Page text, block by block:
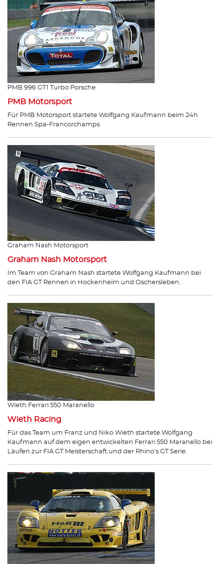
PMB 996 GT1 Turbo Porsche
PMB Motorsport
Für PMB Motorsport startete Wolfgang Kaufmann beim 24h
Rennen Spa-Francorchamps
Graham Nash Motorsport
Graham Nash Motorsport
Im Team von Graham Nash startete Wolfgang Kaufmann bei
den FIA GT Rennen in Hockenheim und Oschersleben.
Wieth Ferrari 550 Maranello
Wieth Racing
Für das Team um Franz und Niko Wieth startete Wolfgang
Kaufmann auf dem eigen entwickelten Ferrari 550 Maranello bei
Läufen zur FIA GT Meisterschaft und der Rhino's GT Serie.